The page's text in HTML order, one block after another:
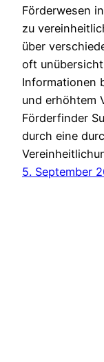
Förderwesen
zu
über
oft
Informationen
und erhöhtem
Förderfinder
durch eine
5. September